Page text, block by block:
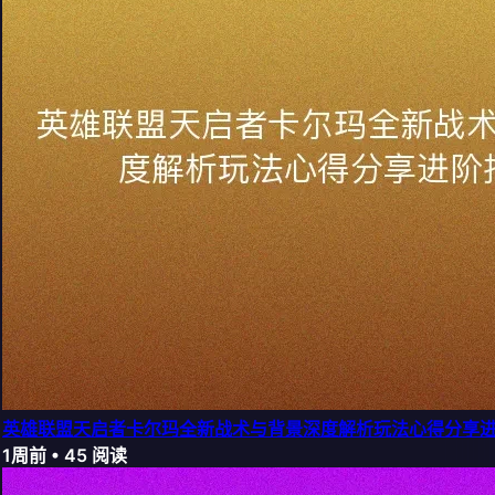
英雄联盟天启者卡尔玛全新战术与背景深度解析玩法心得分享
1周前 • 45 阅读